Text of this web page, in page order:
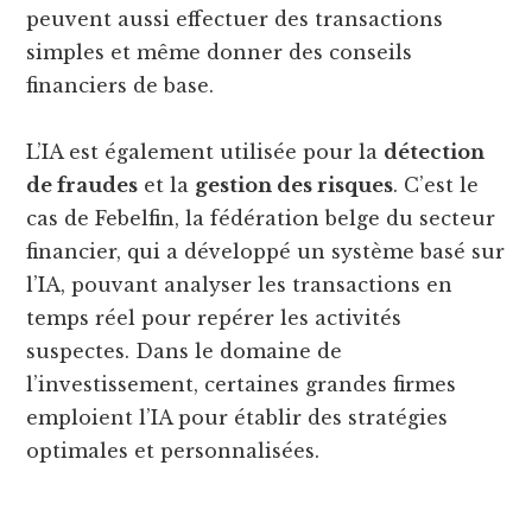
peuvent aussi effectuer des transactions
simples et même donner des conseils
financiers de base.
L’IA est également utilisée pour la détection
de fraudes et la gestion des risques. C’est le
cas de Febelfin, la fédération belge du secteur
financier, qui a développé un système basé sur
l’IA, pouvant analyser les transactions en
temps réel pour repérer les activités
suspectes. Dans le domaine de
l’investissement, certaines grandes firmes
emploient l’IA pour établir des stratégies
optimales et personnalisées.